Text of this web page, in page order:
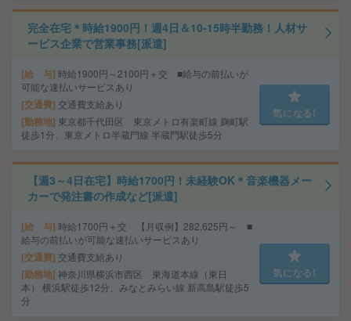
完全在宅＊時給1900円！週4日＆10-15時半勤務！人材サ
ービス企業で営業事務[派遣]
給 与 時給1900円～2100円＋交 ■給与の前払いが
可能な速払いサービスあり
交通費 交通費支給あり
勤務地 東京都千代田区 東京メトロ有楽町線 麹町駅
徒歩1分、東京メトロ半蔵門線 半蔵門駅徒歩5分
気になる!
【週3～4日在宅】時給1700円！未経験OK＊音楽機器メー
カーで発注書の作成など[派遣]
給 与 時給1700円＋交 【月収例】282,625円～ ■
給与の前払いが可能な速払いサービスあり
交通費 交通費支給あり
勤務地 神奈川県横浜市西区 東海道本線（東日
本） 横浜駅徒歩12分、みなとみらい線 新高島駅徒歩5
分
気になる!